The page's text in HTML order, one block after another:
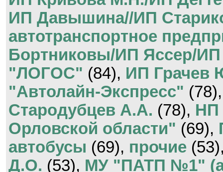
ИП Давышина//ИП
автотранспортное
Бортниковы/ИП Яссер/ИП
"ЛОГОС" (84), ИП Грачев
"Автолайн-Экспресс"
Стародубцев А.А. (78), НП
Орловской области" (69),
автобусы (69), прочие
Д.О. (53), МУ "ПАТП №1"